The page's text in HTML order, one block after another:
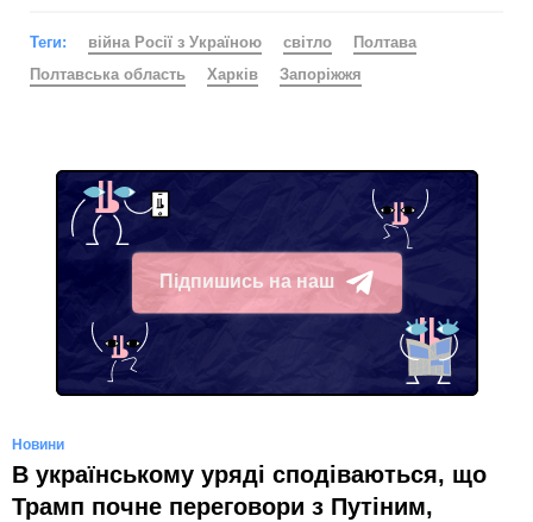
Теги: війна Росії з Україною світло
Полтава
Полтавська область
Харків Запоріжжя
Підпишись на наш
Telegram
Новини
В українському уряді сподіваються, що
Трамп почне переговори з Путіним,